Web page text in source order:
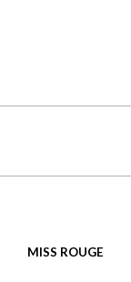
MISS ROUGE